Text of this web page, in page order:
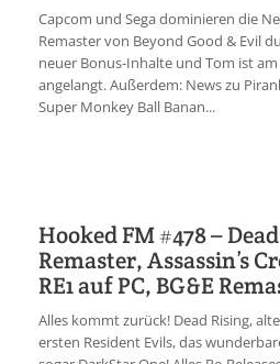
Jobs
Discord
Capcom und Sega dominieren die
Remaster von Beyond Good & Evil
neuer Bonus-Inhalte und Tom ist am
angelangt. Außerdem: News zu
Super Monkey Ball Banan...
Hooked FM #478 –
Remaster, Assassin’s
RE1 auf PC, BG&E
Alles kommt zurück! Dead Rising,
ersten Resident Evils, das